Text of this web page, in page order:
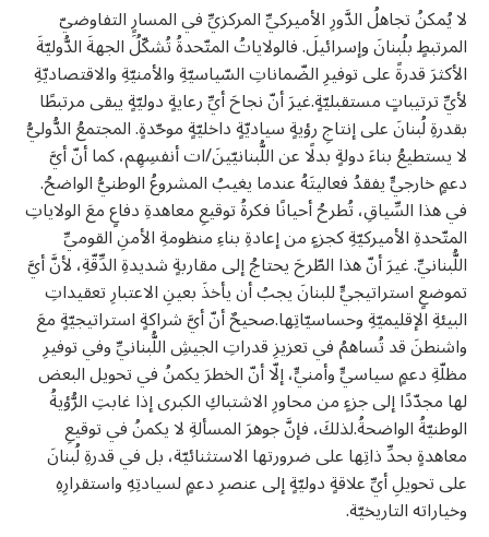
لا يُمكنُ تجاهلُ الدَّورِ الأميركيِّ المركزيِّ في المسارٍِ التفاوضيّ
المرتبطٍ بلُبنانَ وإسرائيلَ. فالولاياتُ المتّحدةُ تُشكّلُ الجهةَ الدُّوليّةَ
الأكثرَ قدرةً على توفيرِ الضّماناتِ السّياسيّةِ والأمنيّةِ والاقتصاديّةِ
لأيِّ ترتيباتٍ مستقبليّةٍ.غيرَ أنّ نجاحَ أيِّ رعايةٍ دوليّةٍ يبقى مرتبطًا
بقدرةِ لُبنانَ على إنتاجِ رؤيةٍ سياديّةٍ داخليّةٍ موحّدةٍ. المجتمعُ الدُّوليُّ
لا يستطيعُ بناءَ دولةٍ بدلًا عن اللُّبنانيّينَ/ات أنفسِهِم، كما أنّ أيَّ
دعمٍ خارجيٍّ يفقدُ فعاليتَهُ عندما يغيبُ المشروعُ الوطنيُّ الواضحُ.
في هذا السِّياقِ، تُطرحُ أحيانًا فكرةُ توقيعِ معاهدةِ دفاعٍ معَ الولاياتِ
المتّحدةِ الأميركيّةِ كجزءٍ من إعادةِ بناءِ منظومةِ الأمنِ القوميِّ
اللُّبنانيِّ. غيرَ أنّ هذا الطّرحَ يحتاجُ إلى مقاربةٍ شديدةِ الدِّقّةِ، لأنَّ أيَّ
تموضعٍ استراتيجيٍّ للبنانَ يجبُ أن يأخذَ بعينِ الاعتبارِ تعقيداتِ
البيئةِ الإقليميّةِ وحساسيّاتِها.صحيحٌ أنّ أيَّ شراكةٍ استراتيجيّةٍ معَ
واشنطنَ قد تُساهمُ في تعزيزِ قدراتِ الجيشِ اللُّبنانيِّ وفي توفيرِ
مظلّةِ دعمٍ سياسيٍّ وأمنيٍّ، إلّا أنّ الخطرَ يكمنُ في تحويل البعض
لها مجدّدًا إلى جزءٍ من محاورِ الاشتباكِ الكبرى إذا غابتِ الرُّؤيةُ
الوطنيّةُ الواضحةُ.لذلكَ، فإنَّ جوهرَ المسألةِ لا يكمنُ في توقيعِ
معاهدةٍ بحدِّ ذاتِها على ضرورتها الاستثنائيّة، بل في قدرةِ لُبنانَ
على تحويلِ أيِّ علاقةٍ دوليّةٍ إلى عنصرِ دعمٍ لسيادتِهِ واستقرارِهِ
وخياراته التاريخيّة.